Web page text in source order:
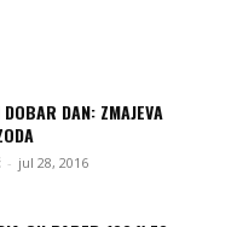
DAN: ZMAJEVA
- jul 28, 2016